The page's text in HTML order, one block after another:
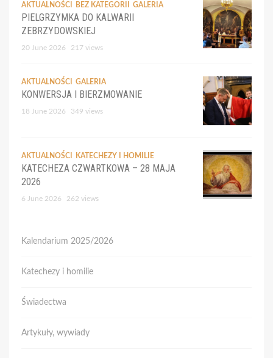
AKTUALNOŚCI BEZ KATEGORII GALERIA
PIELGRZYMKA DO KALWARII
ZEBRZYDOWSKIEJ
20 June 2026 217 views
AKTUALNOŚCI GALERIA
KONWERSJA I BIERZMOWANIE
18 June 2026 349 views
AKTUALNOŚCI KATECHEZY I HOMILIE
KATECHEZA CZWARTKOWA – 28 MAJA
2026
6 June 2026 262 views
Kalendarium 2025/2026
Katechezy i homilie
Świadectwa
Artykuły, wywiady